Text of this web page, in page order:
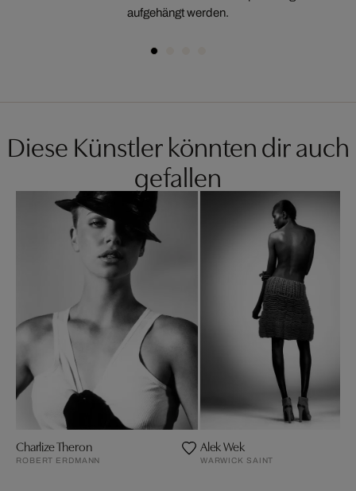
aufgehängt werden.
Diese Künstler könnten dir auch
gefallen
Charlize Theron
ROBERT ERDMANN
Alek Wek
WARWICK SAINT